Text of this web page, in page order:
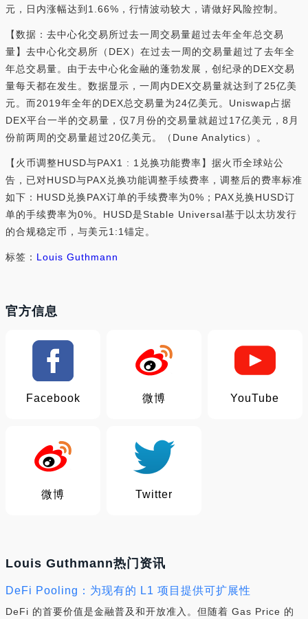
元，日内涨幅达到1.66%，行情波动较大，请做好风险控制。
【数据：去中心化交易所过去一周交易量超过去年全年总交易
量】去中心化交易所（DEX）在过去一周的交易量超过了去年全
年总交易量。由于去中心化金融的蓬勃发展，创纪录的DEX交易
量每天都在发生。数据显示，一周内DEX交易量就达到了25亿美
元。而2019年全年的DEX总交易量为24亿美元。Uniswap占据
DEX平台一半的交易量，仅7月份的交易量就超过17亿美元，8月
份前两周的交易量超过20亿美元。（Dune Analytics）。
【火币调整HUSD与PAX1 : 1兑换功能费率】据火币全球站公
告，已对HUSD与PAX兑换功能调整手续费率，调整后的费率标准
如下：HUSD兑换PAX订单的手续费率为0%；PAX兑换HUSD订
单的手续费率为0%。HUSD是Stable Universal基于以太坊发行
的合规稳定币，与美元1:1锚定。
标签： Louis Guthmann
官方信息
Facebook 微博 YouTube
微博 Twitter
Louis Guthmann热门资讯
DeFi Pooling：为现有的 L1 项目提供可扩展性
DeFi 的首要价值是金融普及和开放准入。但随着 Gas Price 的